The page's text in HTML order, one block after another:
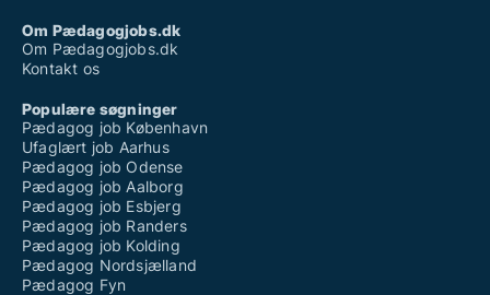
Om Pædagogjobs.dk
Om Pædagogjobs.dk
Kontakt os
Populære søgninger
Pædagog job København
Ufaglært job Aarhus
Pædagog job Odense
Pædagog job Aalborg
Pædagog job Esbjerg
Pædagog job Randers
Pædagog job Kolding
Pædagog Nordsjælland
Pædagog Fyn